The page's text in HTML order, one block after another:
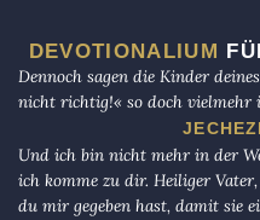
DEVOTIONALIUM
Dennoch sagen die Kinder
nicht richtig!« so doch
Und ich bin nicht mehr in der
ich komme zu dir. Heiliger
du mir gegeben hast, damit sie